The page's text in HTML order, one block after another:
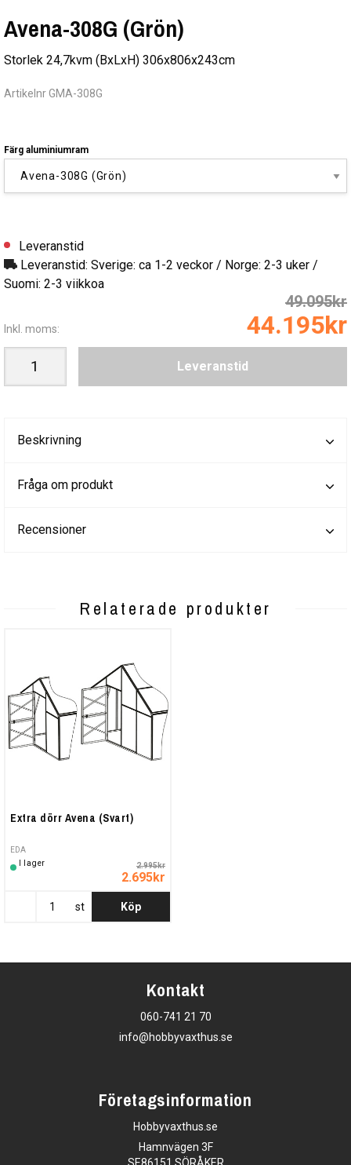
Avena-308G (Grön)
Storlek 24,7kvm (BxLxH) 306x806x243cm
Artikelnr GMA-308G
Färg aluminiumram
Leveranstid
Leveranstid: Sverige: ca 1-2 veckor / Norge: 2-3 uker /
Suomi: 2-3 viikkoa
Inkl. moms:
49.095kr
44.195kr
Leveranstid
Beskrivning
Fråga om produkt
Recensioner
Relaterade produkter
Extra dörr Avena (Svart)
EDA
I lager
2.995kr
2.695kr
st Köp
Kontakt
060-741 21 70
info@hobbyvaxthus.se
Företagsinformation
Hobbyvaxthus.se
Hamnvägen 3F